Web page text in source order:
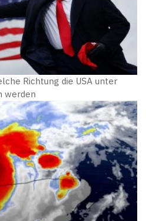
Richtung die USA unter
werden